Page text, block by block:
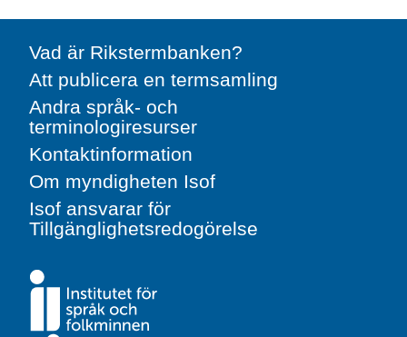
Vad är Rikstermbanken?
Att publicera en termsamling
Andra språk- och
terminologiresurser
Kontaktinformation
Om myndigheten Isof
Isof ansvarar för
Tillgänglighetsredogörelse